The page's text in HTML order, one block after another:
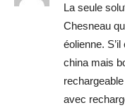
La seule
Chesneau
éolienne.
china mais
avec